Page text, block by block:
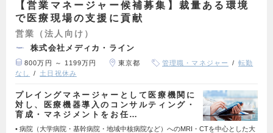
【営業マネージャー候補募集】裁量ある環境
で医療現場の支援に貢献
営業（法人向け）
株式会社メディカ・ライン
800万円 ～ 1199万円 東京都 管理職・マネジャー
転勤
なし
土日祝休み
プレイングマネージャーとして医療機関に
対し、医療機器導入のコンサルティング・
育成・マネジメントをお任…
• 病院（大学病院・基幹病院・地域中核病院など）へのMRI・CTを中心とした大